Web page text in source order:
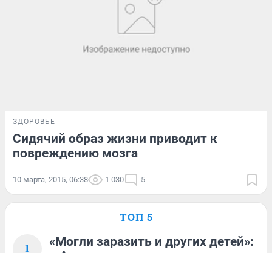
ЗДОРОВЬЕ
Сидячий образ жизни приводит к
повреждению мозга
10 марта, 2015, 06:38 1 030 5
ТОП 5
1
«Могли заразить и других детей»: